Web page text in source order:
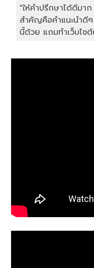
"ให้คำปรึกษาได้ดีมา
สำคัญคือคำแนะนำดี
นี้ด้วย แถมทำเว็บไซ